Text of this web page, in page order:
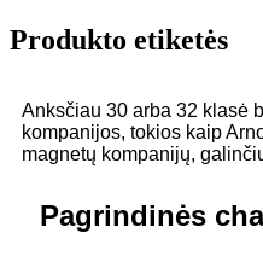
Produkto etiketės
Anksčiau 30 arba 32 klasė
kompanijos, tokios kaip
magnetų kompanijų,
Pagrindinės